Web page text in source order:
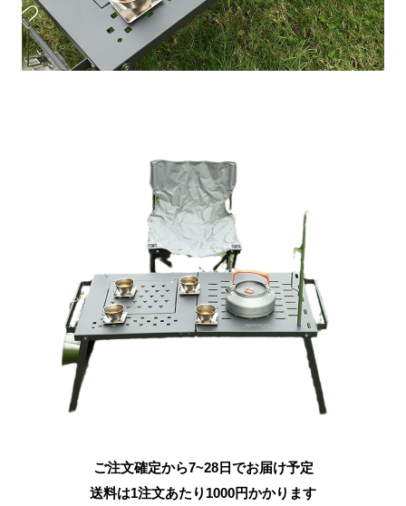
ご注文確定から7~28日でお届け予定
送料は1注文あたり 1000円かかります